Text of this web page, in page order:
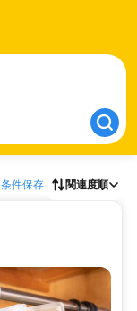
条件保存 関連度順